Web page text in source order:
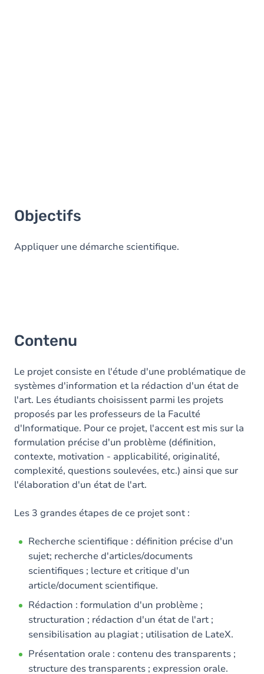
Objectifs
Appliquer une démarche scientifique.
Contenu
Le projet consiste en l'étude d'une problématique de
systèmes d'information et la rédaction d'un état de
l'art. Les étudiants choisissent parmi les projets
proposés par les professeurs de la Faculté
d'Informatique. Pour ce projet, l'accent est mis sur la
formulation précise d'un problème (définition,
contexte, motivation - applicabilité, originalité,
complexité, questions soulevées, etc.) ainsi que sur
l'élaboration d'un état de l'art.
Les 3 grandes étapes de ce projet sont :
Recherche scientifique : définition précise d'un
sujet; recherche d'articles/documents
scientifiques ; lecture et critique d'un
article/document scientifique.
Rédaction : formulation d'un problème ;
structuration ; rédaction d'un état de l'art ;
sensibilisation au plagiat ; utilisation de LateX.
Présentation orale : contenu des transparents ;
structure des transparents ; expression orale.